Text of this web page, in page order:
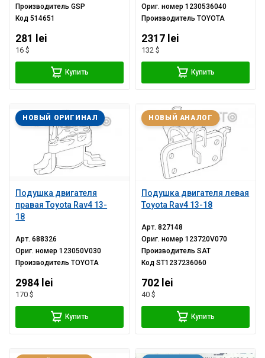
ПроизводительGSP
Код514651
281 lei
16 $
Купить
Ориг. номер1230536040
ПроизводительTOYOTA
2317 lei
132 $
Купить
Подушка двигателя
правая Toyota Rav4 13-
18
НОВЫЙ ОРИГИНАЛ
Арт.688326
Ориг. номер123050V030
ПроизводительTOYOTA
2984 lei
170 $
Купить
Подушка двигателя левая
Toyota Rav4 13-18
НОВЫЙ АНАЛОГ
Арт.827148
Ориг. номер123720V070
ПроизводительSAT
КодST1237236060
702 lei
40 $
Купить